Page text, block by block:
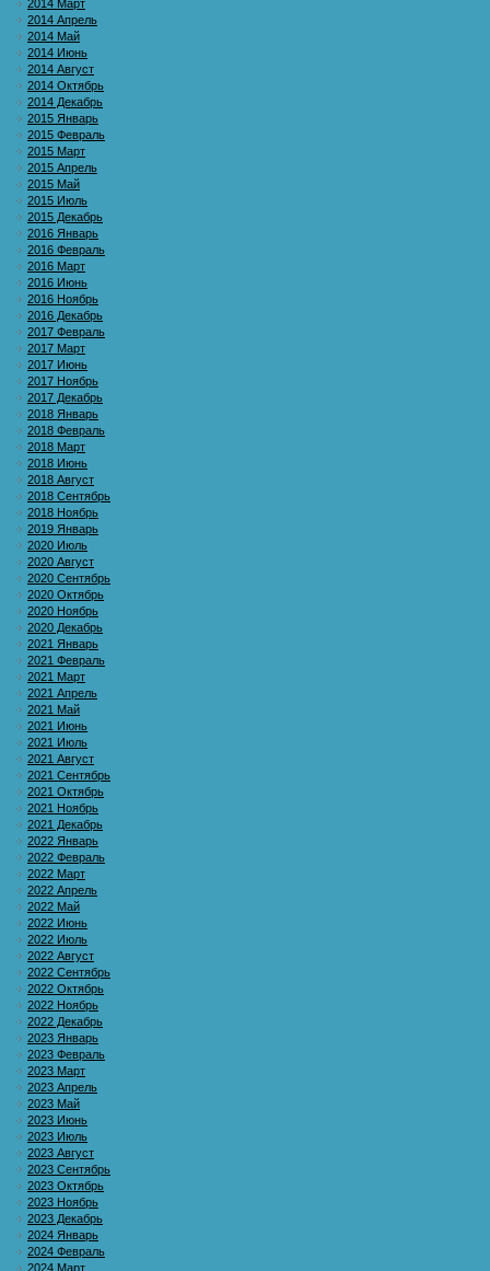
2014 Март
2014 Апрель
2014 Май
2014 Июнь
2014 Август
2014 Октябрь
2014 Декабрь
2015 Январь
2015 Февраль
2015 Март
2015 Апрель
2015 Май
2015 Июль
2015 Декабрь
2016 Январь
2016 Февраль
2016 Март
2016 Июнь
2016 Ноябрь
2016 Декабрь
2017 Февраль
2017 Март
2017 Июнь
2017 Ноябрь
2017 Декабрь
2018 Январь
2018 Февраль
2018 Март
2018 Июнь
2018 Август
2018 Сентябрь
2018 Ноябрь
2019 Январь
2020 Июль
2020 Август
2020 Сентябрь
2020 Октябрь
2020 Ноябрь
2020 Декабрь
2021 Январь
2021 Февраль
2021 Март
2021 Апрель
2021 Май
2021 Июнь
2021 Июль
2021 Август
2021 Сентябрь
2021 Октябрь
2021 Ноябрь
2021 Декабрь
2022 Январь
2022 Февраль
2022 Март
2022 Апрель
2022 Май
2022 Июнь
2022 Июль
2022 Август
2022 Сентябрь
2022 Октябрь
2022 Ноябрь
2022 Декабрь
2023 Январь
2023 Февраль
2023 Март
2023 Апрель
2023 Май
2023 Июнь
2023 Июль
2023 Август
2023 Сентябрь
2023 Октябрь
2023 Ноябрь
2023 Декабрь
2024 Январь
2024 Февраль
2024 Март